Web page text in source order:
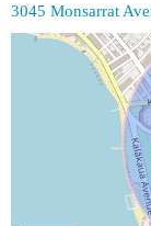
3045 Monsarrat